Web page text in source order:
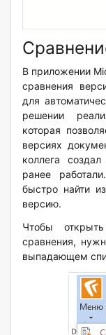
В приложении
сравнения
для
решении
которая
версиях
коллега
ранее
быстро найти
версию.
Чтобы
сравнения,
выпадающем